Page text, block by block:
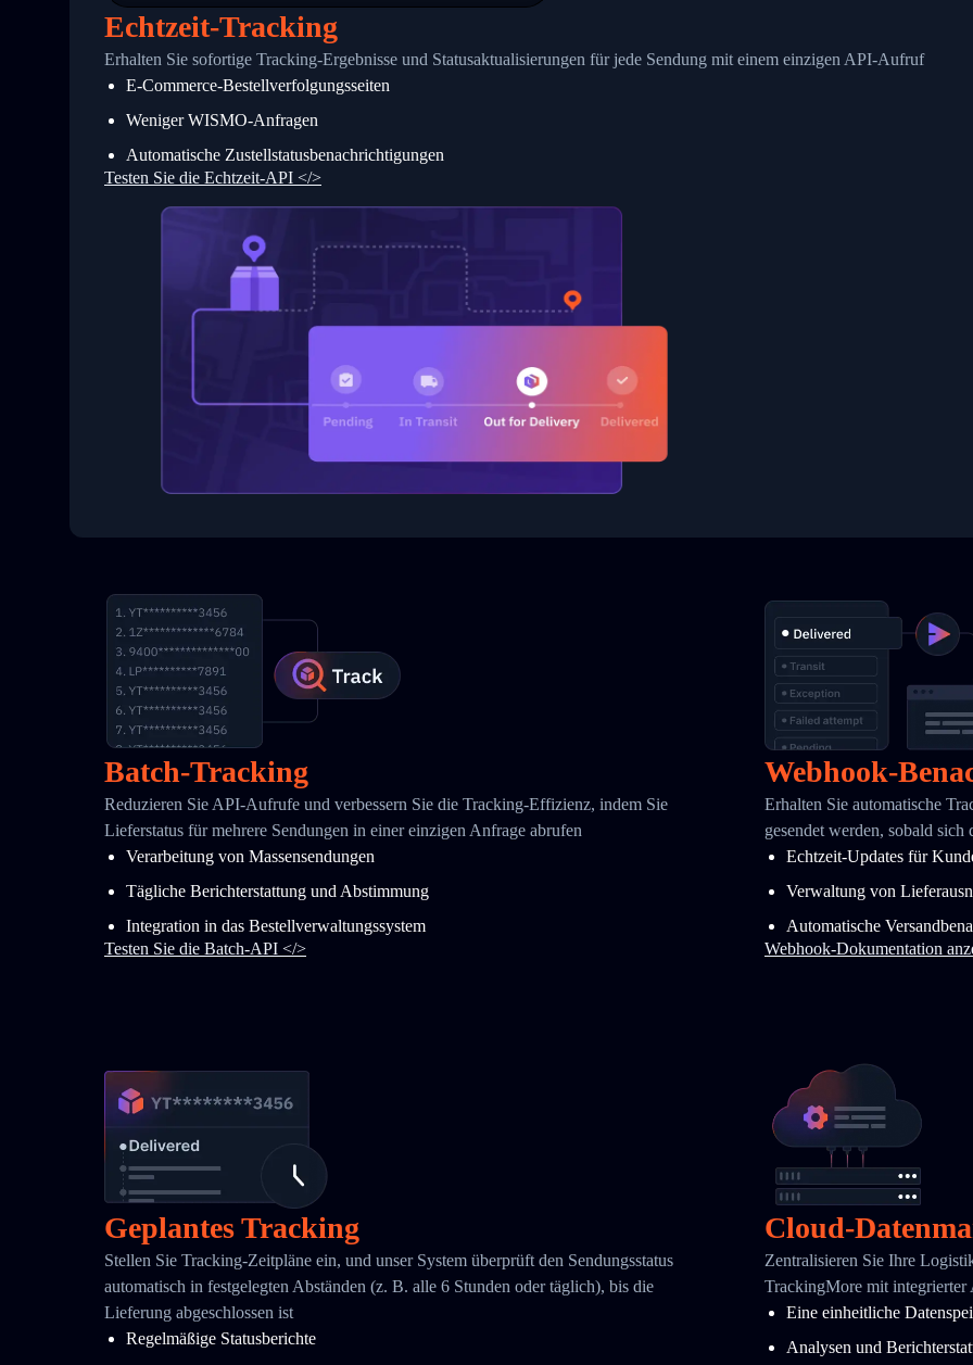
25
26
27
28
29
31
32
34
          {
            "Date": "2017-03-06 15:28:00",
            "StatusDescription": "Shipment picked up",
            "Details": "BEIJING-CHINA,PEOPLES REPUBLIC"
          }
      }
    ]
}
Echtzeit-Tracking
Erhalten Sie sofortige Tracking-Ergebnisse und Statusaktualisierungen für jede Sendung mit einem einzigen API-Aufruf
E-Commerce-Bestellverfolgungsseiten
Weniger WISMO-Anfragen
Automatische Zustellstatusbenachrichtigungen
Testen Sie die Echtzeit-API </>
Batch-Tracking
Reduzieren Sie API-Aufrufe und verbessern Sie die Tracking-Effizienz, indem Sie
Lieferstatus für mehrere Sendungen in einer einzigen Anfrage abrufen
Verarbeitung von Massensendungen
Tägliche Berichterstattung und Abstimmung
Integration in das Bestellverwaltungssystem
Testen Sie die Batch-API </>
Webhook-
Erhalten Sie automatische
gesendet werden, sobald sich
Echtzeit-Updates für
Verwaltung von
Automatische
Webhook-Dokumentation
Geplantes Tracking
Stellen Sie Tracking-Zeitpläne ein, und unser System überprüft den Sendungsstatus
automatisch in festgelegten Abständen (z. B. alle 6 Stunden oder täglich), bis die
Lieferung abgeschlossen ist
Regelmäßige Statusberichte
Cloud-
Zentralisieren Sie Ihre
TrackingMore mit integrierter
Eine einheitliche
Analysen und